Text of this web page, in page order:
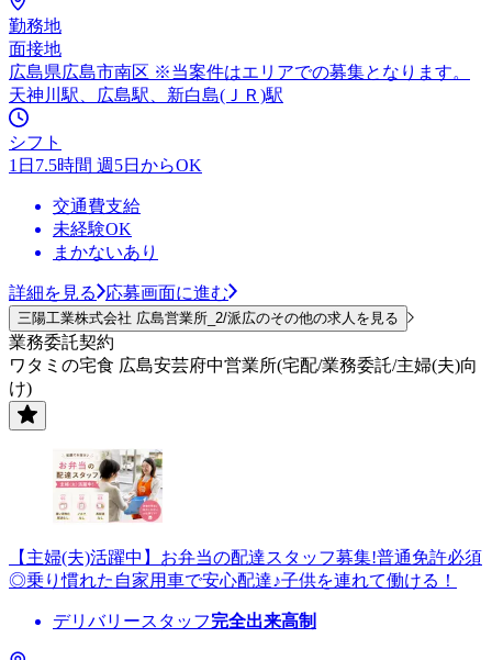
勤務地
面接地
広島県広島市南区 ※当案件はエリアでの募集となります。
天神川駅、広島駅、新白島(ＪＲ)駅
シフト
1日7.5時間 週5日からOK
交通費支給
未経験OK
まかないあり
詳細を見る 応募画面に進む
三陽工業株式会社 広島営業所_2/派広のその他の求人を見る
業務委託契約
ワタミの宅食 広島安芸府中営業所(宅配/業務委託/主婦(夫)向
け)
【主婦(夫)活躍中】お弁当の配達スタッフ募集!普通免許必須
◎乗り慣れた自家用車で安心配達♪子供を連れて働ける！
デリバリースタッフ完全出来高制